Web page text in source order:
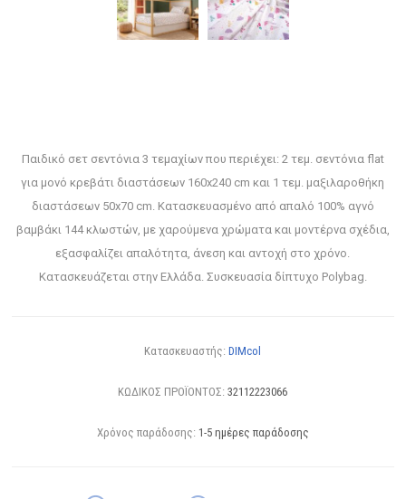
Παιδικό σετ σεντόνια 3 τεμαχίων που περιέχει: 2 τεμ. σεντόνια flat
για μονό κρεβάτι διαστάσεων 160x240 cm και 1 τεμ. μαξιλαροθήκη
διαστάσεων 50x70 cm. Κατασκευασμένο από απαλό 100% αγνό
βαμβάκι 144 κλωστών, με χαρούμενα χρώματα και μοντέρνα σχέδια,
εξασφαλίζει απαλότητα, άνεση και αντοχή στο χρόνο.
Κατασκευάζεται στην Ελλάδα. Συσκευασία δίπτυχο Polybag.
Κατασκευαστής: DIMcol
ΚΩΔΙΚΟΣ ΠΡΟΪΟΝΤΟΣ: 32112223066
Χρόνος παράδοσης: 1-5 ημέρες παράδοσης